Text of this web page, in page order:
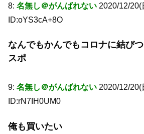
8: 名無し＠がんばれない 2020/12/20(
ID:oYS3cA+8O
なんでもかんでもコロナに結び
スポ
9: 名無し＠がんばれない 2020/12/20(
ID:rN7IH0UM0
俺も買いたい